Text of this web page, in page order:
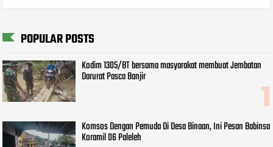
POPULAR POSTS
Kodim 1305/BT bersama masyarakat membuat Jembatan
Darurat Pasca Banjir
Komsos Dengan Pemuda Di Desa Binaan, Ini Pesan Babinsa
Koramil 06 Paleleh